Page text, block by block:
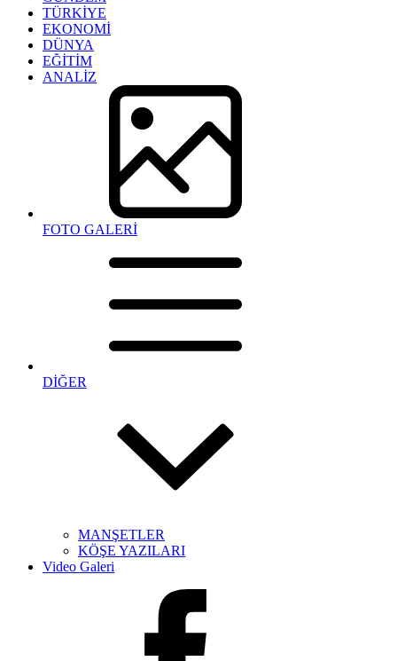
TÜRKİYE
EKONOMİ
DÜNYA
EĞİTİM
ANALİZ
FOTO GALERİ
DİĞER
MANŞETLER
KÖŞE YAZILARI
Video Galeri